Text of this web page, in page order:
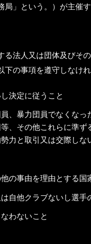
」という。）が主催
人又は団体及びそ
下の事項を遵守しなけれ
決定に従うこと
、暴力団員でなくな
、その他これらに準
力と取引又は交際しな
の事由を理由とする
自他クラブないし選
わないこと